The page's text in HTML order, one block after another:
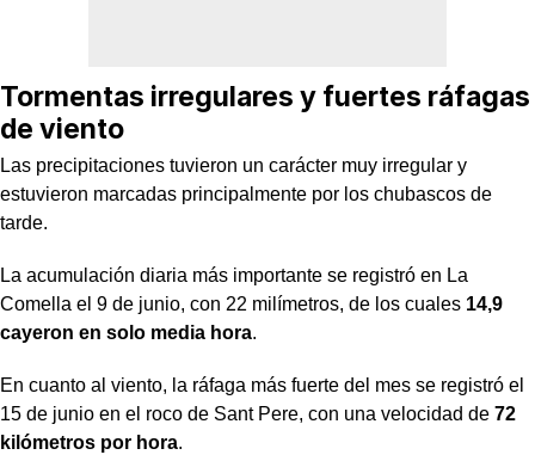
Tormentas irregulares y fuertes ráfagas
de viento
Las precipitaciones tuvieron un carácter muy irregular y
estuvieron marcadas principalmente por los chubascos de
tarde.
La acumulación diaria más importante se registró en La
Comella el 9 de junio, con 22 milímetros, de los cuales 14,9
cayeron en solo media hora.
En cuanto al viento, la ráfaga más fuerte del mes se registró el
15 de junio en el roco de Sant Pere, con una velocidad de 72
kilómetros por hora.